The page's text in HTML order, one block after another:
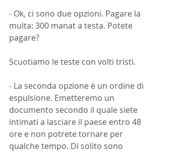
- Ok, ci sono due opzioni. Pagare la
multa: 300 manat a testa. Potete
pagare?
Scuotiamo le teste con volti tristi.
- La seconda opzione è un ordine di
espulsione. Emetteremo un
documento secondo il quale siete
intimati a lasciare il paese entro 48
ore e non potrete tornare per
qualche tempo. Di solito sono